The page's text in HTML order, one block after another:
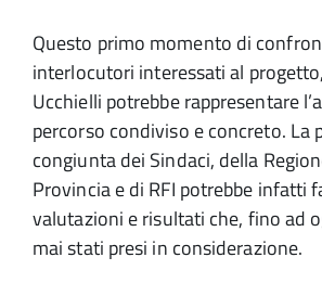
Questo primo momento di
interlocutori interessati al
Ucchielli potrebbe rappresentare
percorso condiviso e concreto. La
congiunta dei Sindaci, della
Provincia e di RFI potrebbe infatti
valutazioni e risultati che, fino ad
mai stati presi in considerazione.